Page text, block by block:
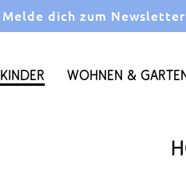
Melde dich zum
Kinder Wohnen &